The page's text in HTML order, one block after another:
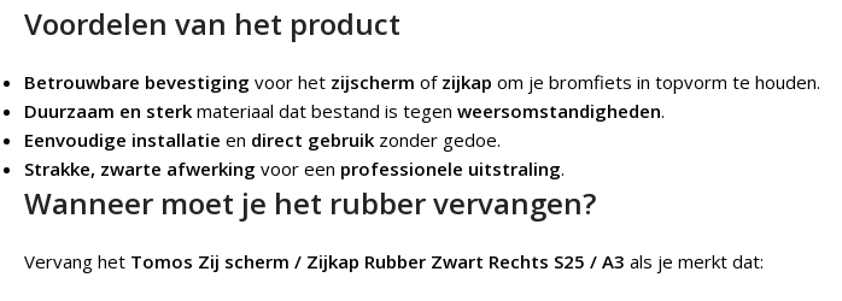
Voordelen van het product
Betrouwbare bevestiging voor het zijscherm of zijkap om je bromfiets in topvorm te houden.
Duurzaam en sterk materiaal dat bestand is tegen weersomstandigheden.
Eenvoudige installatie en direct gebruik zonder gedoe.
Strakke, zwarte afwerking voor een professionele uitstraling.
Wanneer moet je het rubber vervangen?
Vervang het Tomos Zij scherm / Zijkap Rubber Zwart Rechts S25 / A3 als je merkt dat: